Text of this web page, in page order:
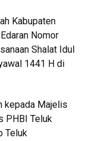
Kabupaten
Nomor
Shalat Idul
1441 H di
kepada Majelis
PHBI Teluk
Teluk